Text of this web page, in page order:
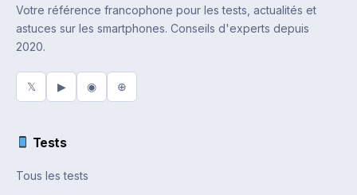
Votre référence francophone pour les tests, actualités et
astuces sur les smartphones. Conseils d'experts depuis
2020.
𝕏 ▶ ◉ ⊕
Tests
Tous les tests